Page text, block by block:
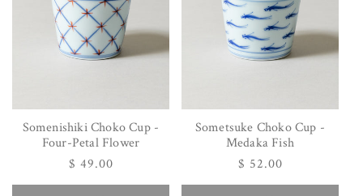
Somenishiki Choko Cup -
Four-Petal Flower
通
常
$ 49.00
Sometsuke Choko Cup -
Medaka Fish
通
常
$ 52.00